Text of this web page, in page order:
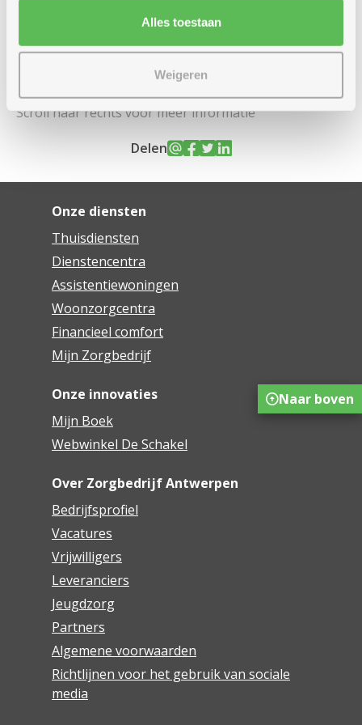
Alles toestaan
Weigeren
Remediëringsplan nog niet
beschikbaar (in opmaak)
Delen
Onze diensten
Thuisdiensten
Dienstencentra
Assistentiewoningen
Woonzorgcentra
Financieel comfort
Mijn Zorgbedrijf
Onze innovaties
Mijn Boek
Webwinkel De Schakel
Over Zorgbedrijf Antwerpen
Bedrijfsprofiel
Vacatures
Vrijwilligers
Leveranciers
Jeugdzorg
Partners
Algemene voorwaarden
Richtlijnen voor het gebruik van sociale
media
Naar boven